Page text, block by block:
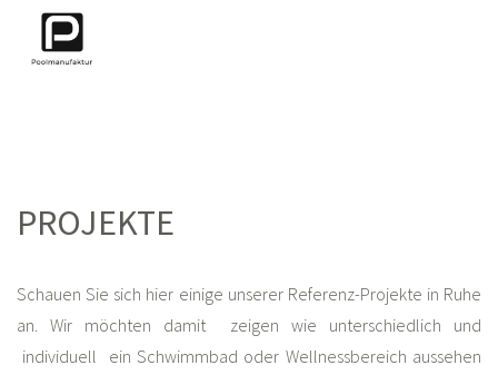
PROJEKTE
Schauen Sie sich hier einige unserer Referenz-Projekte in Ruhe
an. Wir möchten damit zeigen wie unterschiedlich und
individuell ein Schwimmbad oder Wellnessbereich aussehen